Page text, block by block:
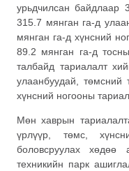
урьдчилсан байдлаар
315.7 мянган га-д
мянган га-д хүнсний
89.2 мянган га-д
талбайд тариалалт
улаанбуудай, төмсний
хүнсний ногооны
Мөн хаврын
үрлүүр, төмс,
боловсруулах
техникийн парк